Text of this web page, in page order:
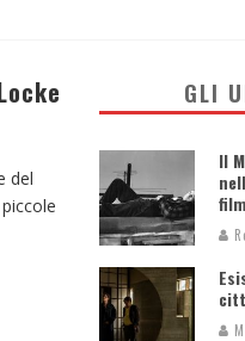
del
GLI
Il